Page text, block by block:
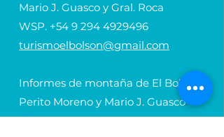
Mario J. Guasco y Gral. Roca
WSP. +54 9 294 4929496
turismoelbolson@gmail.com
Informes de montaña de El Bolsón
Perito Moreno y Mario J. Guasco
Tel.+54 294 4455336